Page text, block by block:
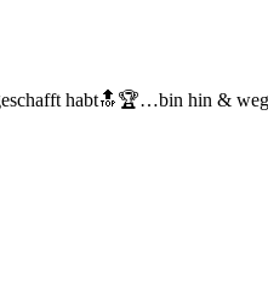
habt🔝🏆…bin hin &